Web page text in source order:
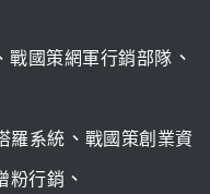
戰國策網軍行銷部隊 、
羅系統 、 戰國策創業資
粉行銷 、